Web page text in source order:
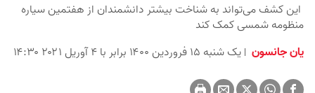
این کشف می‌تواند به شناخت بیشتر دانشمندان از هفتمین سیاره
منظومه شمسی کمک کند
یان جانسون یک شنبه ۱۵ فروردین ۱۴۰۰ برابر با ۴ آوریل ۲۰۲۱ ۱۴:۳۰